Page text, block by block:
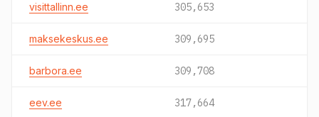
visittallinn.ee 305,653
maksekeskus.ee 309,695
barbora.ee 309,708
eev.ee 317,664